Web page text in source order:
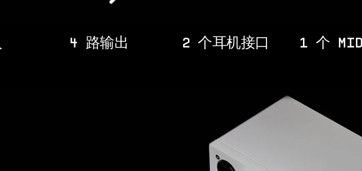
4 路输出 2 个耳机接口 1 个